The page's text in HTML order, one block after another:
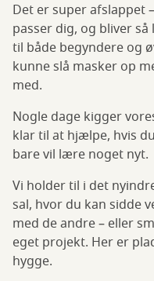
Det er super afslappet
passer dig, og bliver
til både begyndere og
kunne slå masker op
med.
Nogle dage kigger
klar til at hjælpe, hvis
bare vil lære noget nyt.
Vi holder til i det
sal, hvor du kan sidde
med de andre – eller
eget projekt. Her er
hygge.